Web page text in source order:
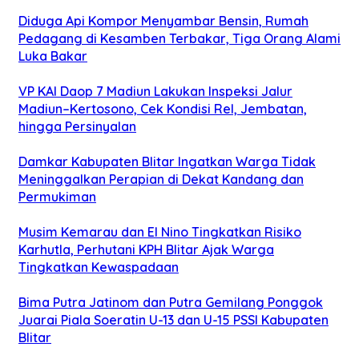
Diduga Api Kompor Menyambar Bensin, Rumah
Pedagang di Kesamben Terbakar, Tiga Orang Alami
Luka Bakar
VP KAI Daop 7 Madiun Lakukan Inspeksi Jalur
Madiun–Kertosono, Cek Kondisi Rel, Jembatan,
hingga Persinyalan
Damkar Kabupaten Blitar Ingatkan Warga Tidak
Meninggalkan Perapian di Dekat Kandang dan
Permukiman
Musim Kemarau dan El Nino Tingkatkan Risiko
Karhutla, Perhutani KPH Blitar Ajak Warga
Tingkatkan Kewaspadaan
Bima Putra Jatinom dan Putra Gemilang Ponggok
Juarai Piala Soeratin U-13 dan U-15 PSSI Kabupaten
Blitar